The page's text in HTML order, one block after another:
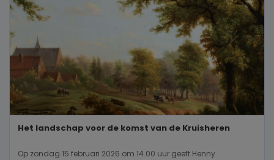
Het landschap voor de komst van de Kruisheren
Op zondag 15 februari 2026 om 14.00 uur geeft Henny